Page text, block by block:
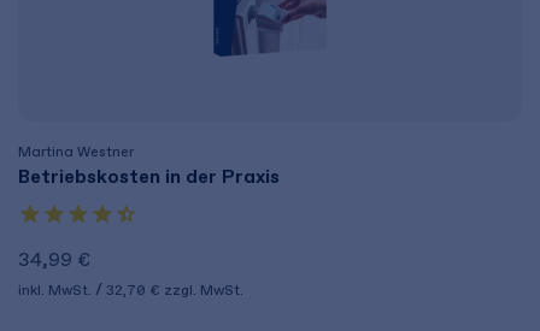
Martina Westner
Betriebskosten in der Praxis
34,99 €
inkl. MwSt. 32,70 € zzgl. MwSt.